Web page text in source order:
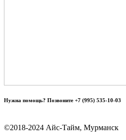
Нужна помощь? Позвоните +7 (995) 535-10-03
©2018-2024 Айс-Тайм, Мурманск